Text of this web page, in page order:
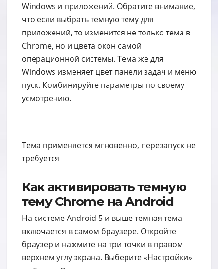
Windows и приложений. Обратите внимание,
что если выбрать темную тему для
приложений, то изменится не только тема в
Chrome, но и цвета окон самой
операционной системы. Тема же для
Windows изменяет цвет панели задач и меню
пуск. Комбинируйте параметры по своему
усмотрению.
Тема применяется мгновенно, перезапуск не
требуется
Как активировать темную
тему Chrome на Android
На системе Android 5 и выше темная тема
включается в самом браузере. Откройте
браузер и нажмите на три точки в правом
верхнем углу экрана. Выберите «Настройки»